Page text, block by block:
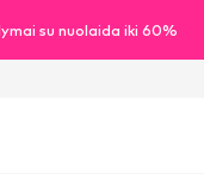
su nuolaida iki 60%